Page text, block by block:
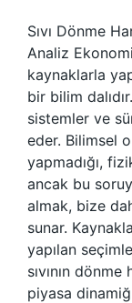
Sıvı Dönme
Analiz Ekonomi,
kaynaklarla
bir bilim
sistemler ve
eder. Bilimsel
yapmadığı,
ancak bu
almak, bize
sunar.
yapılan
sıvının
piyasa